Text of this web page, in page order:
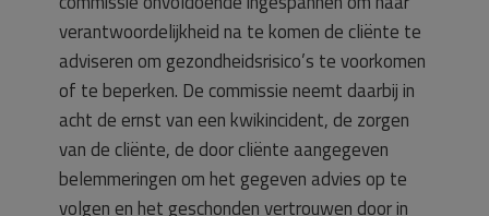
verantwoordelijkheid na te komen de cliënte te
adviseren om gezondheidsrisico’s te voorkomen
of te beperken. De commissie neemt daarbij in
acht de ernst van een kwikincident, de zorgen
van de cliënte, de door cliënte aangegeven
belemmeringen om het gegeven advies op te
volgen en het geschonden vertrouwen door in